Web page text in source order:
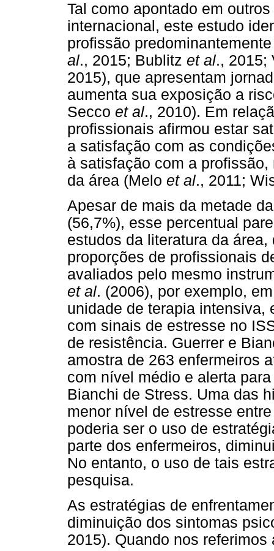
Tal como apontado em
internacional, este estudo
profissão
al., 2015; Bublitz et al.,
2015), que apresentam
aumenta sua exposição a
Secco et al., 2010). Em
profissionais afirmou estar
a satisfação com as
à satisfação com a
da área (Melo et al., 2011;
Apesar de mais da metade
(56,7%), esse percentual
estudos da literatura da
proporções de profissionais
avaliados pelo mesmo
et al. (2006), por exemplo,
unidade de terapia intensiva,
com sinais de estresse no
de resistência. Guerrer e
amostra de 263 enfermeiros
com nível médio e alerta
Bianchi de Stress. Uma das
menor nível de estresse
poderia ser o uso de
parte dos enfermeiros,
No entanto, o uso de tais
pesquisa.
As estratégias de
diminuição dos sintomas
2015). Quando nos